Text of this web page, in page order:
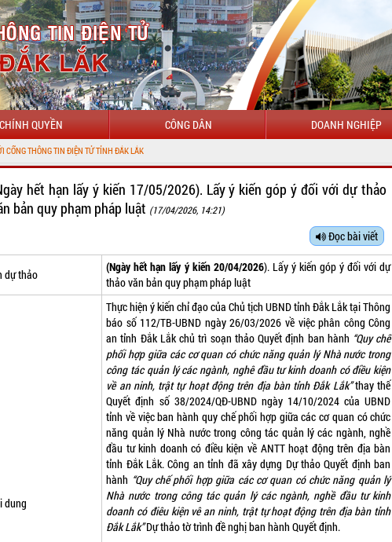
QUYỀN CÔNG DÂN DOANH NGHIỆP
TIN ĐIỆN TỬ TỈNH ĐẮK LẮK
hết hạn lấy ý kiến 17/05/2026). Lấy ý kiến góp ý đối với dự thảo
bản quy phạm pháp luật (17/04/2026, 14:21)
Đọc bài viết
dự thảo
(Ngày hết hạn lấy ý kiến 20/04/2026). Lấy ý kiến góp ý đối với dự
thảo văn bản quy phạm pháp luật
dung
Thực hiện ý kiến chỉ đạo của Chủ tịch UBND tỉnh Đắk Lắk tại Thông
báo số 112/TB-UBND ngày 26/03/2026 về việc phân công Công
an tỉnh Đắk Lắk chủ trì soạn thảo Quyết định ban hành “Quy chế
phối hợp giữa các cơ quan có chức năng quản lý Nhà nước trong
công tác quản lý các ngành, nghê đầu tư kinh doanh có điều kiện
về an ninh, trật tự hoạt động trên địa bàn tỉnh Đắk Lắk”thay thế
Quyết định số 38/2024/QĐ-UBND ngày 14/10/2024 của UBND
tỉnh về việc ban hành quy chế phối hợp giữa các cơ quan có chức
năng quản lý Nhà nước trong công tác quản lý các ngành, nghề
đầu tư kinh doanh có điều kiện về ANTT hoạt động trên địa bàn
tỉnh Đắk Lắk. Công an tỉnh đã xây dựng Dự thảo Quyết định ban
hành “Quy chế phối hợp giữa các cơ quan có chức năng quản lý
Nhà nước trong công tác quản lý các ngành, nghề đầu tư kinh
doanh có điêu kiện vê an ninh, trật tự hoạt động trên địa bàn tỉnh
Đắk Lắk”Dự thảo tờ trình đề nghị ban hành Quyết định.